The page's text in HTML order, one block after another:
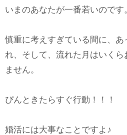
いまのあなたが一番若いのです
慎重に考えすぎている間に、
れ、そして、流れた月はいく
ません。
ぴんときたらすぐ行動！！！
婚活には大事なことですよ♪